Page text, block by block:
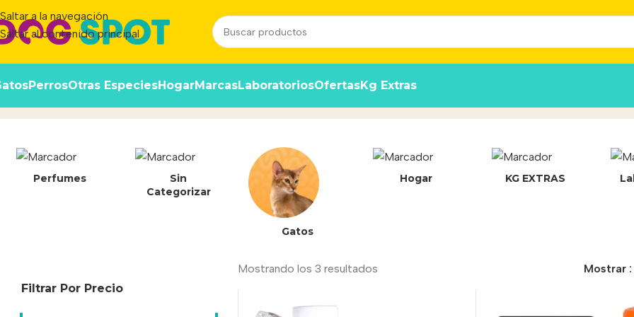
Saltar a la navegación
Saltar al contenido principal
PerrosOtras EspeciesHogarMarcasLaboratoriosOfertasKg Extras
Perfumes
Sin
Categorizar
Gatos
Hogar KG EXTRAS
Filtrar Por Precio
Mostrando los 3 resultados Mostrar